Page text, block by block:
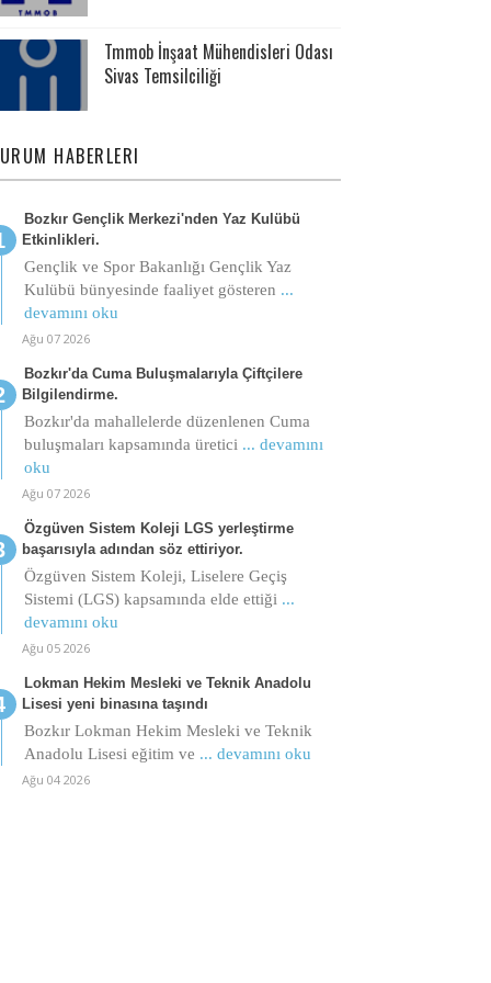
Tmmob İnşaat Mühendisleri Odası
Sivas Temsilciliği
HABERLERI
Bozkır Gençlik Merkezi'nden Yaz Kulübü
Etkinlikleri.
Gençlik ve Spor Bakanlığı Gençlik Yaz
Kulübü bünyesinde faaliyet gösteren ...
devamını oku
Ağu 07 2026
Bozkır'da Cuma Buluşmalarıyla Çiftçilere
Bilgilendirme.
Bozkır'da mahallelerde düzenlenen Cuma
buluşmaları kapsamında üretici ... devamını
oku
Ağu 07 2026
Özgüven Sistem Koleji LGS yerleştirme
başarısıyla adından söz ettiriyor.
Özgüven Sistem Koleji, Liselere Geçiş
Sistemi (LGS) kapsamında elde ettiği ...
devamını oku
Ağu 05 2026
Lokman Hekim Mesleki ve Teknik Anadolu
Lisesi yeni binasına taşındı
Bozkır Lokman Hekim Mesleki ve Teknik
Anadolu Lisesi eğitim ve ... devamını oku
Ağu 04 2026